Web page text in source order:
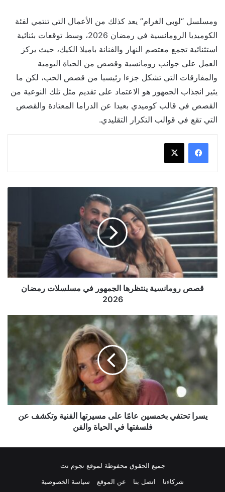
ومسلسل “لوبي الغرام” يعد كذلك من الأعمال التي تنتمي لفئة
الكوميديا الرومانسية في رمضان 2026، وسط توقعات بثنائية
استثنائية تجمع معتصم النهار والفنانة باميلا الكيك، حيث يركز
العمل على جوانب رومانسية وقصص من الحياة اليومية
والمفارقات التي تشكل جزءا رئيسيا من قصص الحب، لكن ما
يثير انجذاب الجمهور هو الاعتماد على تقديم مثل تلك النوعية من
القصص في قالب كوميدي بعيدا عن الدراما المعتادة والقصص
التي تقع في قوالب التكرار التقليدي.
قصص
رومانسية
ينتظرها
الجمهور
في
مسلسلات
رمضان
2026
قصص رومانسية ينتظرها الجمهور في مسلسلات رمضان
2026
يسرا
تحتفي
بخمسين
عامًا
على
مسيرتها
وتكشف
عن
فلسفتها
والفن
يسرا تحتفي بخمسين عامًا على مسيرتها الفنية وتكشف عن
فلسفتها في الحياة والفن
جميع الحقوق محفوظة لموقع نجوم نت
شركاءنا
اتصل بنا عن الموقع سياسة الخصوصية